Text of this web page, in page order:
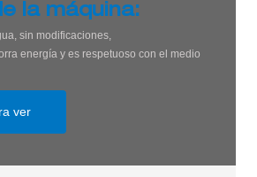
la máquina:
sin modificaciones,
energía y es respetuoso con el medio
ver